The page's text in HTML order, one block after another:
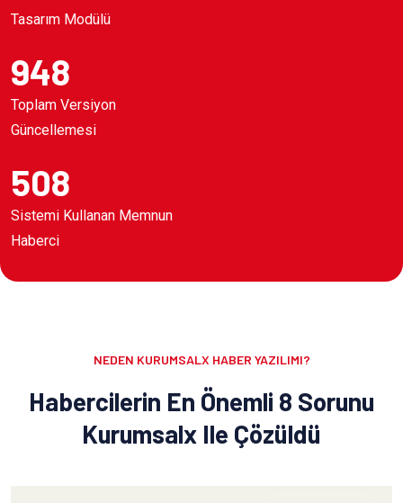
Tasarım Modülü
948
Toplam Versiyon
Güncellemesi
508
Sistemi Kullanan Memnun
Haberci
NEDEN KURUMSALX HABER YAZILIMI?
Habercilerin En Önemli 8 Sorunu
Kurumsalx Ile Çözüldü